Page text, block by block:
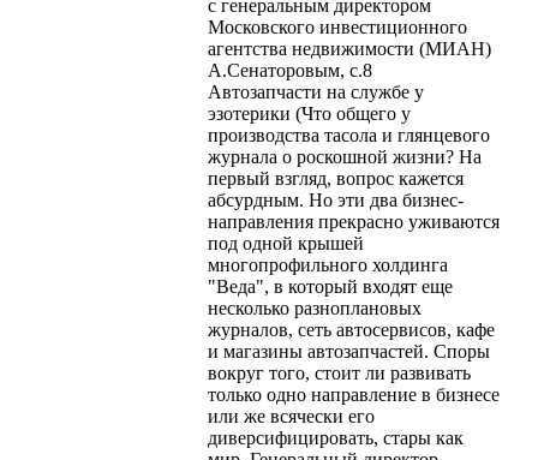
с генеральным директором
Московского инвестиционного
агентства недвижимости (МИАН)
А.Сенаторовым, с.8
Автозапчасти на службе у
эзотерики (Что общего у
производства тасола и глянцевого
журнала о роскошной жизни? На
первый взгляд, вопрос кажется
абсурдным. Но эти два бизнес-
направления прекрасно уживаются
под одной крышей
многопрофильного холдинга
"Веда", в который входят еще
несколько разноплановых
журналов, сеть автосервисов, кафе
и магазины автозапчастей. Споры
вокруг того, стоит ли развивать
только одно направление в бизнесе
или же всячески его
диверсифицировать, стары как